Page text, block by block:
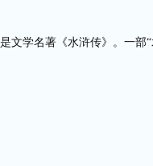
文学名著《水浒传》。一部